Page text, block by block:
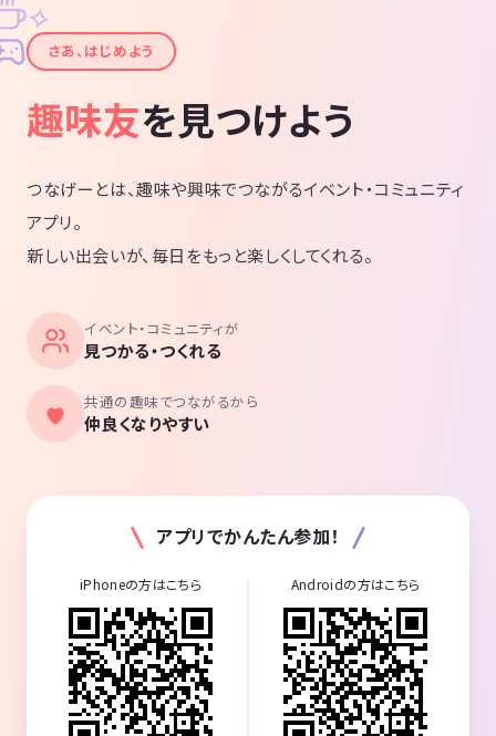
✦
✧
さあ、はじめよう
趣味友を見つけよう
つなげーとは、趣味や興味でつながるイベント・コミュニティ
アプリ。
新しい出会いが、毎日をもっと楽しくしてくれる。
イベント・コミュニティが
見つかる・つくれる
共通の趣味でつながるから
仲良くなりやすい
アプリでかんたん参加！
iPhoneの方はこちら Androidの方はこちら